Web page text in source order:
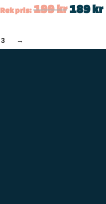
Rek pris: 199kr 189kr
3 →